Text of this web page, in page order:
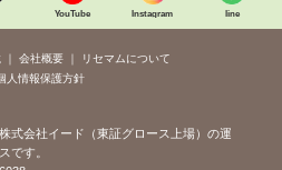
YouTube Instagram line
会社概要
リセマムについて
人情報保護方針
式会社イード（東証グロース上場）の運
です。